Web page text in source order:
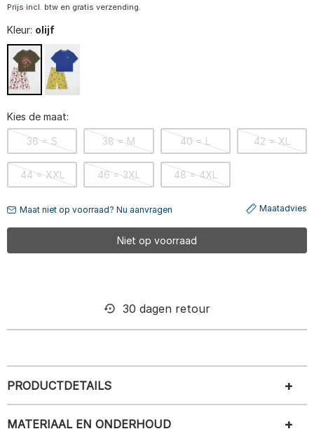
Prijs incl. btw en gratis verzending.
Kleur: olijf
Kies de maat:
36 = S 38 = M 40 = L 42 = XL
44 = XXL 46 = 3XL 48 = 4XL
Maat niet op voorraad? Nu aanvragen Maatadvies
Niet op voorraad
30 dagen retour
PRODUCTDETAILS
MATERIAAL EN ONDERHOUD